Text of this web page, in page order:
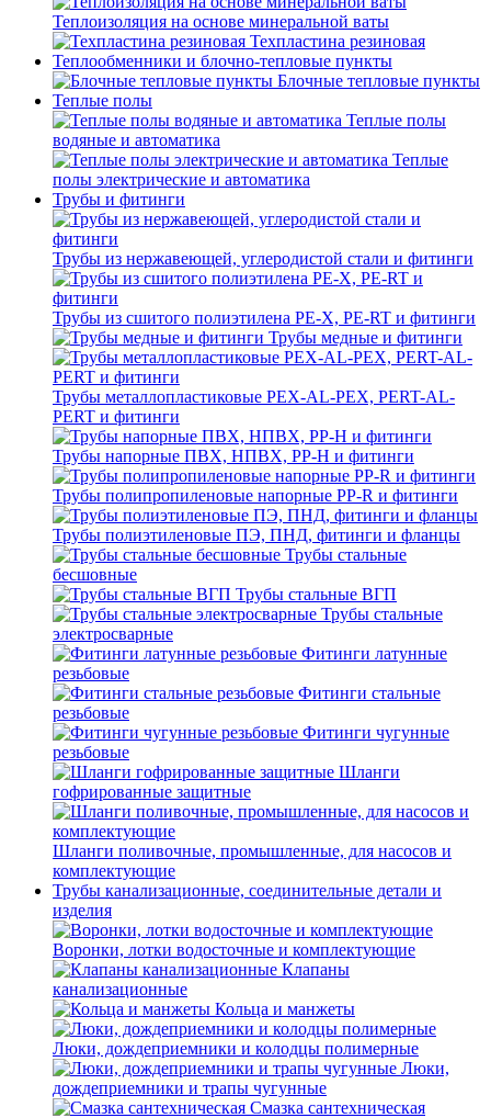
Теплоизоляция на основе минеральной ваты
Техпластина резиновая
Теплообменники и блочно-тепловые пункты
Блочные тепловые пункты
Теплые полы
Теплые полы
водяные и автоматика
Теплые
полы электрические и автоматика
Трубы и фитинги
Трубы из нержавеющей, углеродистой стали и фитинги
Трубы из сшитого полиэтилена PE-X, PE-RT и фитинги
Трубы медные и фитинги
Трубы металлопластиковые PEX-AL-PEX, PERT-AL-
PERT и фитинги
Трубы напорные ПВХ, НПВХ, PP-H и фитинги
Трубы полипропиленовые напорные PP-R и фитинги
Трубы полиэтиленовые ПЭ, ПНД, фитинги и фланцы
Трубы стальные
бесшовные
Трубы стальные ВГП
Трубы стальные
электросварные
Фитинги латунные
резьбовые
Фитинги стальные
резьбовые
Фитинги чугунные
резьбовые
Шланги
гофрированные защитные
Шланги поливочные, промышленные, для насосов и
комплектующие
Трубы канализационные, соединительные детали и
изделия
Воронки, лотки водосточные и комплектующие
Клапаны
канализационные
Кольца и манжеты
Люки, дождеприемники и колодцы полимерные
Люки,
дождеприемники и трапы чугунные
Смазка сантехническая